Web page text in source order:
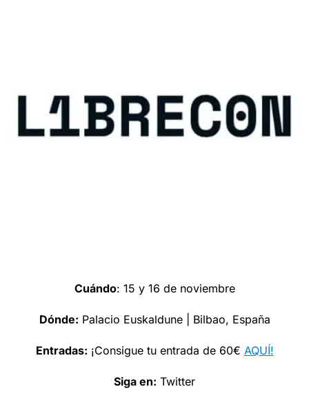
Cuándo: 15 y 16 de noviembre
Dónde: Palacio Euskaldune | Bilbao, España
Entradas: ¡Consigue tu entrada de 60€ AQUÍ!
Siga en: Twitter